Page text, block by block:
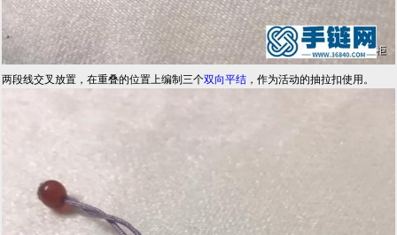
两段线交叉放置，在重叠的位置上编制三个双向平结 ，作为活动的抽拉扣使用。